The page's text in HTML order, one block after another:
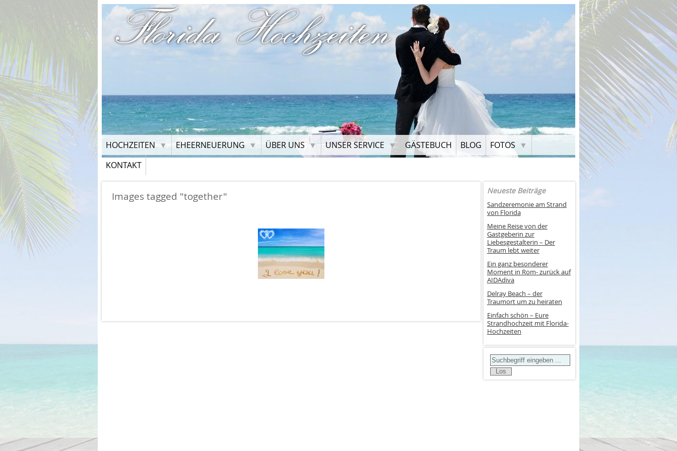
Florida Hochzeiten
HOCHZEITEN EHEERNEUERUNG ÜBER UNS UNSER SERVICE GÄSTEBUCH BLOG
FOTOS
KONTAKT
Images tagged "together" Neueste Beiträge
Sandzeremonie am Strand
von Florida
Meine Reise von der
Gastgeberin zur
Liebesgestalterin – Der
Traum lebt weiter
Ein ganz besonderer
Moment in Rom- zurück auf
AIDAdiva
Delray Beach – der
Traumort um zu heiraten
Einfach schön – Eure
Strandhochzeit mit Florida-
Hochzeiten
Search